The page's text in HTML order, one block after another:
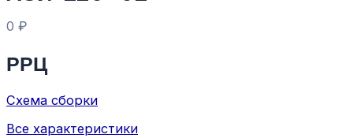
0 ₽
РРЦ
Схема сборки
Все характеристики